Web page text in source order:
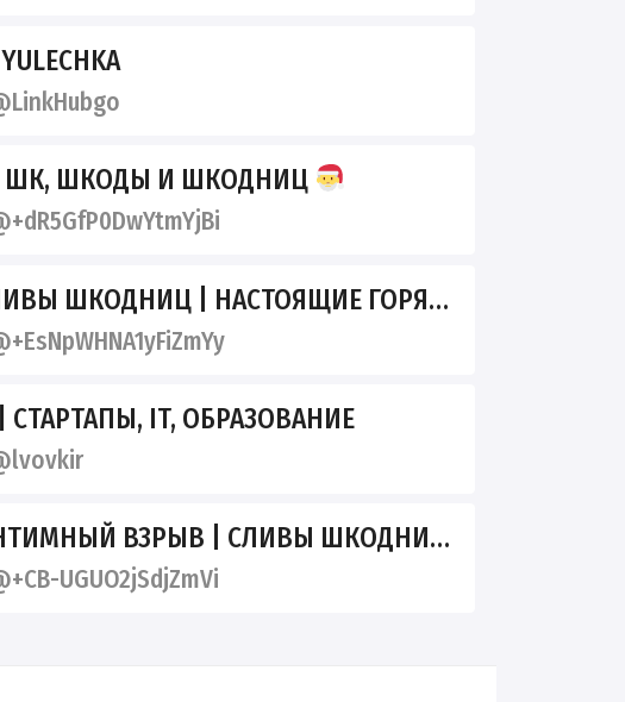
ШК, ШКОДЫ И ШКОДНИЦ
ШКОДНИЦ | НАСТОЯЩИЕ ГОРЯЧИЕ СЛИВЫ
| СТАРТАПЫ, IT, ОБРАЗОВАНИЕ
ВЗРЫВ | СЛИВЫ ШКОДНИЦ И ТЯНОК
UGUO2jSdjZmVi